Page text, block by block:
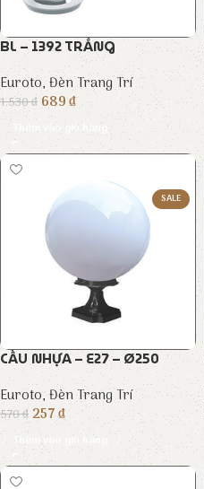
BL – 1392 TRẮNG
Euroto, Đèn Trang Trí
1.530₫ 689₫
Thêm vào giỏ hàng
SALE
CẦU NHỰA – E27 – Ø250
Euroto,Đèn Trang Trí
570₫ 257₫
Thêm vào giỏ hàng